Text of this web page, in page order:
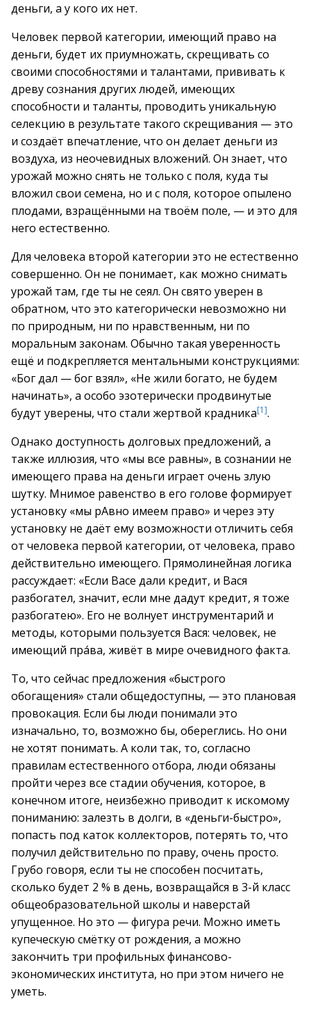
деньги, а у кого их нет.
Человек первой категории, имеющий право на
деньги, будет их приумножать, скрещивать со
своими способностями и талантами, прививать к
древу сознания других людей, имеющих
способности и таланты, проводить уникальную
селекцию в результате такого скрещивания — это
и создаёт впечатление, что он делает деньги из
воздуха, из неочевидных вложений. Он знает, что
урожай можно снять не только с поля, куда ты
вложил свои семена, но и с поля, которое опылено
плодами, взращёнными на твоём поле, — и это для
него естественно.
Для человека второй категории это не естественно
совершенно. Он не понимает, как можно снимать
урожай там, где ты не сеял. Он свято уверен в
обратном, что это категорически невозможно ни
по природным, ни по нравственным, ни по
моральным законам. Обычно такая уверенность
ещё и подкрепляется ментальными конструкциями:
«Бог дал — бог взял», «Не жили богато, не будем
начинать», а особо эзотерически продвинутые
будут уверены, что стали жертвой крадника[1].
Однако доступность долговых предложений, а
также иллюзия, что «мы все равны», в сознании не
имеющего права на деньги играет очень злую
шутку. Мнимое равенство в его голове формирует
установку «мы рАвно имеем право» и через эту
установку не даёт ему возможности отличить себя
от человека первой категории, от человека, право
действительно имеющего. Прямолинейная логика
рассуждает: «Если Васе дали кредит, и Вася
разбогател, значит, если мне дадут кредит, я тоже
разбогатею». Его не волнует инструментарий и
методы, которыми пользуется Вася: человек, не
имеющий пра́ва, живёт в мире очевидного факта.
То, что сейчас предложения «быстрого
обогащения» стали общедоступны, — это плановая
провокация. Если бы люди понимали это
изначально, то, возможно бы, обереглись. Но они
не хотят понимать. А коли так, то, согласно
правилам естественного отбора, люди обязаны
пройти через все стадии обучения, которое, в
конечном итоге, неизбежно приводит к искомому
пониманию: залезть в долги, в «деньги-быстро»,
попасть под каток коллекторов, потерять то, что
получил действительно по праву, очень просто.
Грубо говоря, если ты не способен посчитать,
сколько будет 2 % в день, возвращайся в 3-й класс
общеобразовательной школы и наверстай
упущенное. Но это — фигура речи. Можно иметь
купеческую смётку от рождения, а можно
закончить три профильных финансово-
экономических института, но при этом ничего не
уметь.